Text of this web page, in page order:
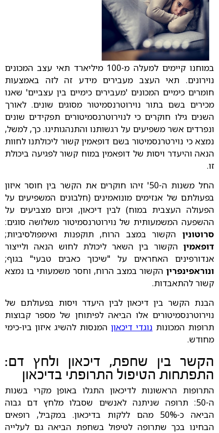
במוחנו קיימים למעלה מ-100 מיליארד תאי עצב המכונים
נוירונים. תאי העצב מעבירים מידע זה לזה באמצעות
חומרים כימיים המכונים 'מעבירים כימיים בין עצביים' שאנו
מכירים בשם בתור נוירוטרנסמיטור מסוגים שונים. לאורך
השנים גילו חוקרים כי לנוירוטרנסמיטורים תפקידים שונים
ונפרדים אשר משפיעים על רגשותנו והתנהגותינו. כך, למשל,
נמצא כי נוירטרנסמיטור בשם דופאמין קשור ליכולתנו לחוות
הנאה והיעדר ויסות של דופאמין במוח קשור לפגיעה ביכולת
זו.
החל משנות ה-50' זיהו חוקרים את הקשר בין חוסר איזון
בפעולתם של אנזימים מונואמינים (חלבונים המשפיעים על
הפעולה העצבית במוח) לבין דיכאון, וכיום מצביעים על
ההשפעה המשמעותית של נוירוטרנסמיטור משלושה סוגים:
סרוטונין הקשור במצב הרוח, תוקפנות ואימפולסיביות;
דופאמין הקשור בין השאר ליכולת לחוש הנאה ולייצור
אנדורפינים האחראים על "שיכוך כאבים טבעי" בגוף;
ונוראפינפרין הקשור במצב הרוח, וחסר משמעותי בו נמצא
קשור להתאבדות.
הבנת הקשר בין דיכאון לבין היעדר ויסות בפעולתם של
נוירוטרנסמיטורים אלו הביאה לפיתוחן של מספר קבוצות
תרופות המכונות נוגדי דיכאון המנסות להשיג איזון ביו-כימי
מחודש.
הקשר בין שחפת, דיכאון ולחץ דם:
התפתחות הטיפול התרופתי בדיכאון
התרופות הראשונות לדיכאון התגלו באופן מקרי בשנות
ה-50: תרופה שניתנה לאנשים שסבלו מלחץ דם גבוה
הביאה כ-50% מהם ללקות בדיכאון. במקביל, רופאים
הבחינו בכך שתרופה לטיפול בשחפת הביאה גם לעלייה